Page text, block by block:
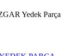
Yedek Parça